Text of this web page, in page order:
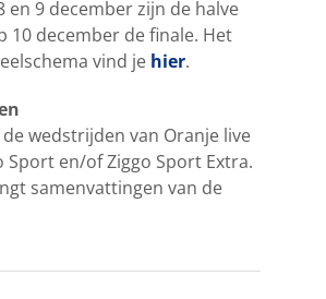
en 9 december zijn de halve
10 december de finale. Het
vind je hier.
wedstrijden van Oranje live
Sport en/of Ziggo Sport Extra.
samenvattingen van de